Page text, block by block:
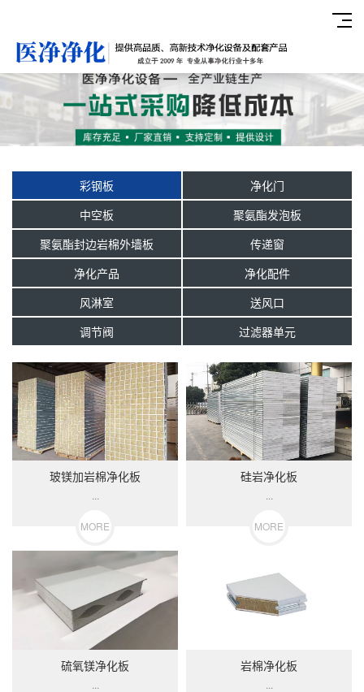
彩钢板
净化门
中空板
聚氨酯发泡板
聚氨酯封边岩棉外墙板
传递窗
净化产品
净化配件
风淋室
送风口
调节阀
过滤器单元
玻镁加岩棉净化板
...
MORE
硅岩净化板
...
MORE
硫氧镁净化板
...
岩棉净化板
...